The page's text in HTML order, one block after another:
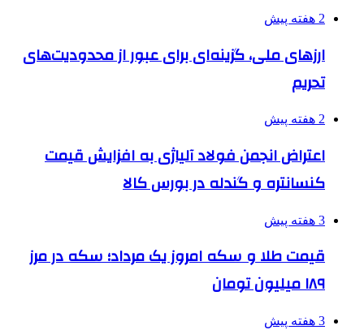
2 هفته پیش
ارزهای ملی، گزینه‌ای برای عبور از محدودیت‌های
تحریم
2 هفته پیش
اعتراض انجمن فولاد آلیاژی به افزایش قیمت
کنسانتره و گندله در بورس کالا
3 هفته پیش
قیمت طلا و سکه امروز یک مرداد؛ سکه در مرز
۱۸۹ میلیون تومان
3 هفته پیش